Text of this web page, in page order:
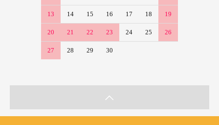
13 14 15 16 17 18 19
20 21 22 23 24 25 26
27 28 29 30